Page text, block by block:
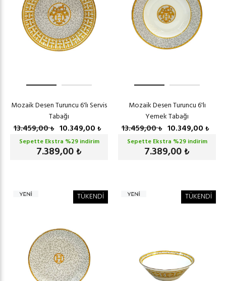
Mozaik Desen Turuncu 6'lı Servis
Tabağı
13.459,00₺ 10.349,00 ₺
Sepette Ekstra %29indirim
7.389,00 ₺
Mozaik Desen Turuncu 6'lı
Yemek Tabağı
13.459,00₺ 10.349,00 ₺
Sepette Ekstra %29indirim
7.389,00 ₺
TÜKENDİ TÜKENDİ